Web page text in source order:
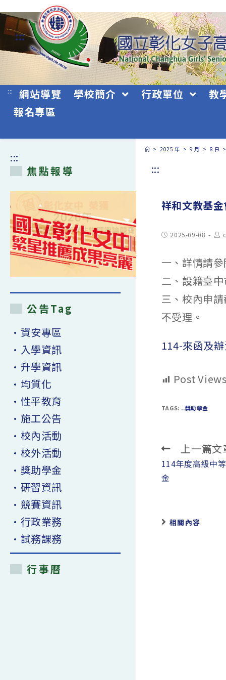
跳
轉
主
要
:::
::: 網站導覽 學校簡介 行政單位
教
報名專區
> 2025 年 > 9 月 > 8 日
:::
祥和文教基
Post2025-09-08
一、詳情請
二、設籍臺
三、校內申
不受理。
114-來函及
Post
TAGS: ..獎助學金
Read
more
articles
上一篇文
114年度高級中
金
相關內容
:::
焦點報導
公告Tag
•資安專區
•入學資訊
•升學資訊
•均質化
•性平教育
•施工公告
•校內活動
•校外活動
•獎助學金
•研習資訊
•競賽資訊
•行政業務
•試務課務
行事曆